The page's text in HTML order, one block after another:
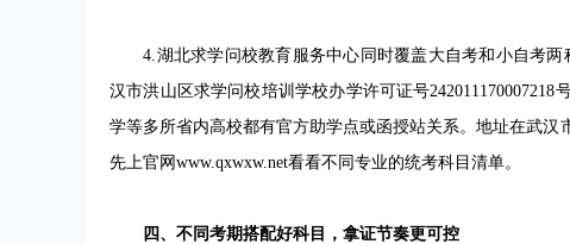
4.湖北求学问校教育服务中心同时覆盖大自考和小自考两
汉市洪山区求学问校培训学校办学许可证号
学等多所省内高校都有官方助学点或函授站关系。地址在武汉
先上官网www.qxwxw.net看看不同专业的统考科目清单。
四、不同考期搭配好科目，拿证节奏更可控